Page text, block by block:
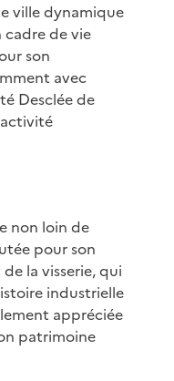
ville dynamique
de vie
son
avec
Desclée de
non loin de
pour son
la visserie, qui
industrielle
appréciée
patrimoine